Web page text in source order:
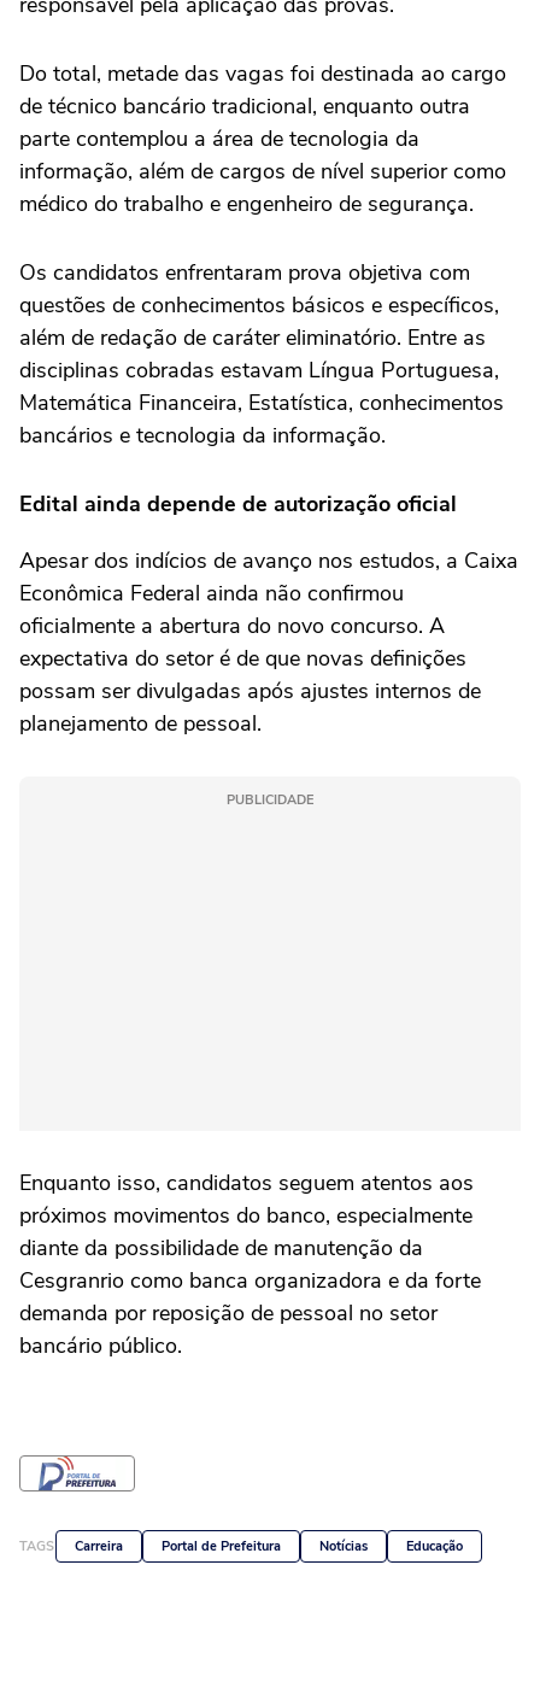
Do total, metade das vagas foi destinada ao cargo
de técnico bancário tradicional, enquanto outra
parte contemplou a área de tecnologia da
informação, além de cargos de nível superior como
médico do trabalho e engenheiro de segurança.
Os candidatos enfrentaram prova objetiva com
questões de conhecimentos básicos e específicos,
além de redação de caráter eliminatório. Entre as
disciplinas cobradas estavam Língua Portuguesa,
Matemática Financeira, Estatística, conhecimentos
bancários e tecnologia da informação.
Edital ainda depende de autorização oficial
Apesar dos indícios de avanço nos estudos, a Caixa
Econômica Federal ainda não confirmou
oficialmente a abertura do novo concurso. A
expectativa do setor é de que novas definições
possam ser divulgadas após ajustes internos de
planejamento de pessoal.
PUBLICIDADE
Enquanto isso, candidatos seguem atentos aos
próximos movimentos do banco, especialmente
diante da possibilidade de manutenção da
Cesgranrio como banca organizadora e da forte
demanda por reposição de pessoal no setor
bancário público.
TAGS Carreira Portal de Prefeitura Notícias Educação